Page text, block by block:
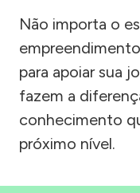
Não importa o
para apoiar sua
fazem a
conhecimento
próximo nível.